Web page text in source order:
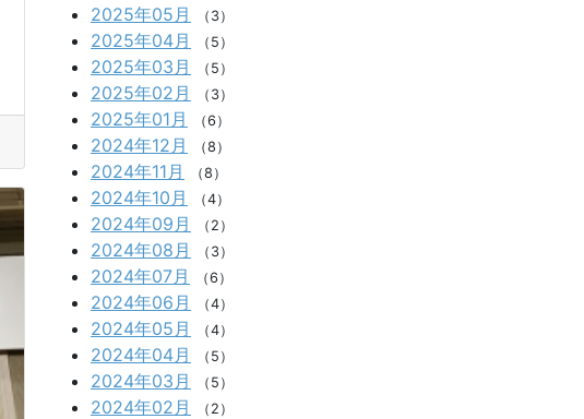
2025年05月 （3）
2025年04月 （5）
2025年03月 （5）
2025年02月 （3）
2025年01月 （6）
2024年12月 （8）
2024年11月 （8）
2024年10月 （4）
2024年09月 （2）
2024年08月 （3）
2024年07月 （6）
2024年06月 （4）
2024年05月 （4）
2024年04月 （5）
2024年03月 （5）
2024年02月 （2）